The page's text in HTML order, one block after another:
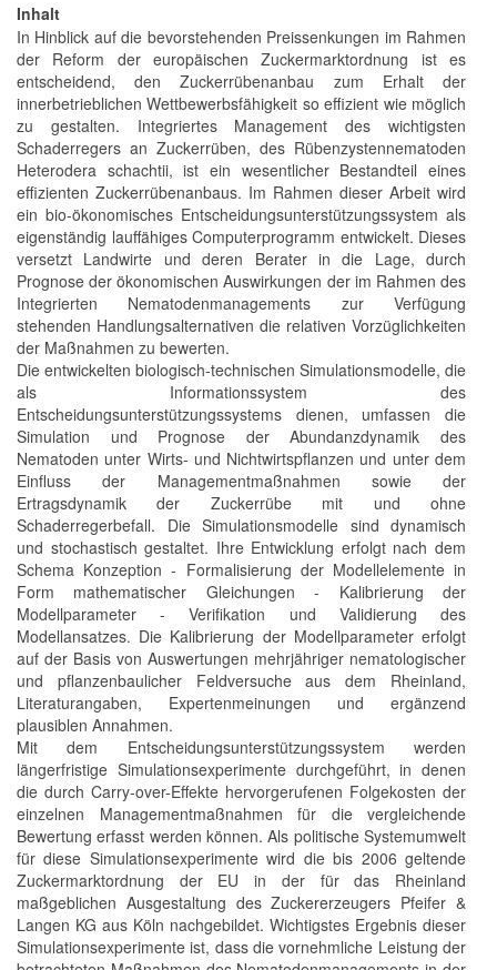
Inhalt
In Hinblick auf die bevorstehenden Preissenkungen im Rahmen
der Reform der europäischen Zuckermarktordnung ist es
entscheidend, den Zuckerrübenanbau zum Erhalt der
innerbetrieblichen Wettbewerbsfähigkeit so effizient wie möglich
zu gestalten. Integriertes Management des wichtigsten
Schaderregers an Zuckerrüben, des Rübenzystennematoden
Heterodera schachtii, ist ein wesentlicher Bestandteil eines
effizienten Zuckerrübenanbaus. Im Rahmen dieser Arbeit wird
ein bio-ökonomisches Entscheidungsunterstützungssystem als
eigenständig lauffähiges Computerprogramm entwickelt. Dieses
versetzt Landwirte und deren Berater in die Lage, durch
Prognose der ökonomischen Auswirkungen der im Rahmen des
Integrierten Nematodenmanagements zur Verfügung
stehenden Handlungsalternativen die relativen Vorzüglichkeiten
der Maßnahmen zu bewerten.
Die entwickelten biologisch-technischen Simulationsmodelle, die
als Informationssystem des
Entscheidungsunterstützungssystems dienen, umfassen die
Simulation und Prognose der Abundanzdynamik des
Nematoden unter Wirts- und Nichtwirtspflanzen und unter dem
Einfluss der Managementmaßnahmen sowie der
Ertragsdynamik der Zuckerrübe mit und ohne
Schaderregerbefall. Die Simulationsmodelle sind dynamisch
und stochastisch gestaltet. Ihre Entwicklung erfolgt nach dem
Schema Konzeption - Formalisierung der Modellelemente in
Form mathematischer Gleichungen - Kalibrierung der
Modellparameter - Verifikation und Validierung des
Modellansatzes. Die Kalibrierung der Modellparameter erfolgt
auf der Basis von Auswertungen mehrjähriger nematologischer
und pflanzenbaulicher Feldversuche aus dem Rheinland,
Literaturangaben, Expertenmeinungen und ergänzend
plausiblen Annahmen.
Mit dem Entscheidungsunterstützungssystem werden
längerfristige Simulationsexperimente durchgeführt, in denen
die durch Carry-over-Effekte hervorgerufenen Folgekosten der
einzelnen Managementmaßnahmen für die vergleichende
Bewertung erfasst werden können. Als politische Systemumwelt
für diese Simulationsexperimente wird die bis 2006 geltende
Zuckermarktordnung der EU in der für das Rheinland
maßgeblichen Ausgestaltung des Zuckererzeugers Pfeifer &
Langen KG aus Köln nachgebildet. Wichtigstes Ergebnis dieser
Simulationsexperimente ist, dass die vornehmliche Leistung der